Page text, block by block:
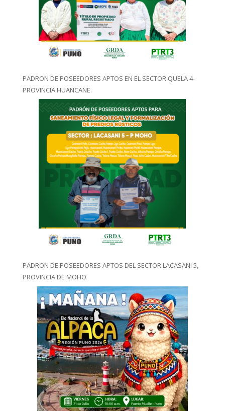
PADRON DE POSEEDORES APTOS EN EL SECTOR QUELA 4-
PROVINCIA HUANCANE.
PADRON DE POSEEDORES APTOS DEL SECTOR LACASANI 5,
PROVINCIA DE MOHO